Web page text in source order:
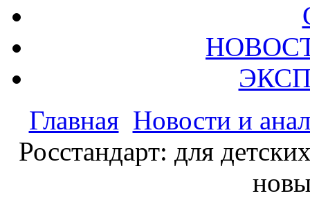
Главная Новости и
Росстандарт: для